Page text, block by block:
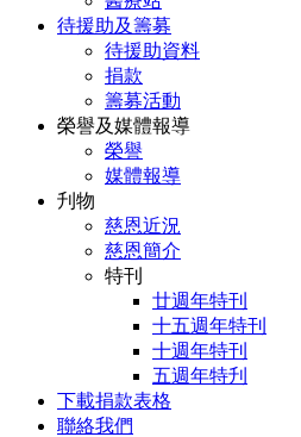
待援助及籌募
待援助資料
捐款
籌募活動
榮譽及媒體報導
榮譽
媒體報導
刋物
慈恩近況
慈恩簡介
特刊
廿週年特刊
十五週年特刊
十週年特刊
五週年特刋
下載捐款表格
聯絡我們